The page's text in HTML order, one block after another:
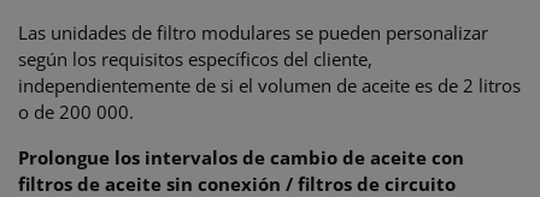
Las unidades de filtro modulares se pueden personalizar
según los requisitos específicos del cliente,
independientemente de si el volumen de aceite es de 2 litros
o de 200 000.
Prolongue los intervalos de cambio de aceite con
filtros de aceite sin conexión / filtros de circuito